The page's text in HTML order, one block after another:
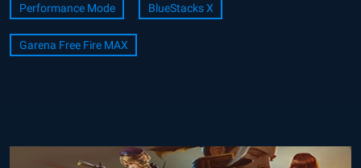
Performance Mode BlueStacks X
Garena Free Fire MAX